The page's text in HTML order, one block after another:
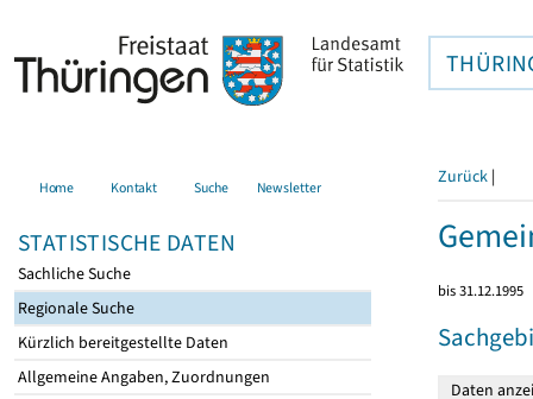
Home Kontakt Suche Newsletter
STATISTISCHE DATEN
Sachliche Suche
Regionale Suche
Kürzlich bereitgestellte Daten
Allgemeine Angaben, Zuordnungen
Zurück |
bis 31.12.1995